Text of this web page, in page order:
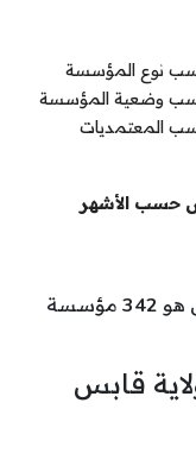
نوع المؤسسة
حسب وضعية المؤسسة
المعتمديات
حسب الأشهر
هو 342 مؤسسة
قابس